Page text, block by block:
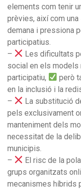
elements com tenir
prèvies, així com
demana i pressiona
participatius.
–
Les dificultats
social en els
participatiu,
però
en la inclusió i la
–
La substitució
pels exclusivament
manteniment dels
necessitat de la
municipis.
–
El risc de la
grups organitzats
mecanismes híbrids